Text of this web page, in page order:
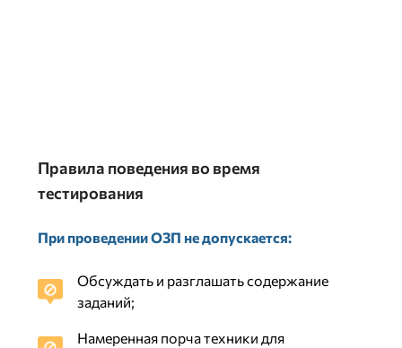
Правила поведения во время
тестирования
При проведении ОЗП не допускается:
Обсуждать и разглашать содержание
заданий;
Намеренная порча техники для